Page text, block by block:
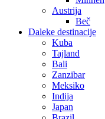
Austrija
Beč
Daleke destinacije
Kuba
Tajland
Bali
Zanzibar
Meksiko
Indija
Japan